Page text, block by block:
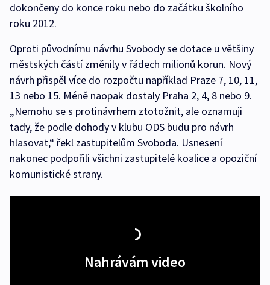
dokončeny do konce roku nebo do začátku školního
roku 2012.
Oproti původnímu návrhu Svobody se dotace u většiny
městských částí změnily v řádech milionů korun. Nový
návrh přispěl více do rozpočtu například Praze 7, 10, 11,
13 nebo 15. Méně naopak dostaly Praha 2, 4, 8 nebo 9.
„Nemohu se s protinávrhem ztotožnit, ale oznamuji
tady, že podle dohody v klubu ODS budu pro návrh
hlasovat,“ řekl zastupitelům Svoboda. Usnesení
nakonec podpořili všichni zastupitelé koalice a opoziční
komunistické strany.
Nahrávám video